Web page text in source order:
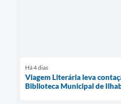
Há 4 dias
Viagem Literária leva
Biblioteca Municipal de